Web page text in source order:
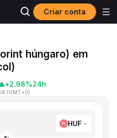
Criar conta
húngaro) em
+2.98%24h
(GMT+0)
HUF